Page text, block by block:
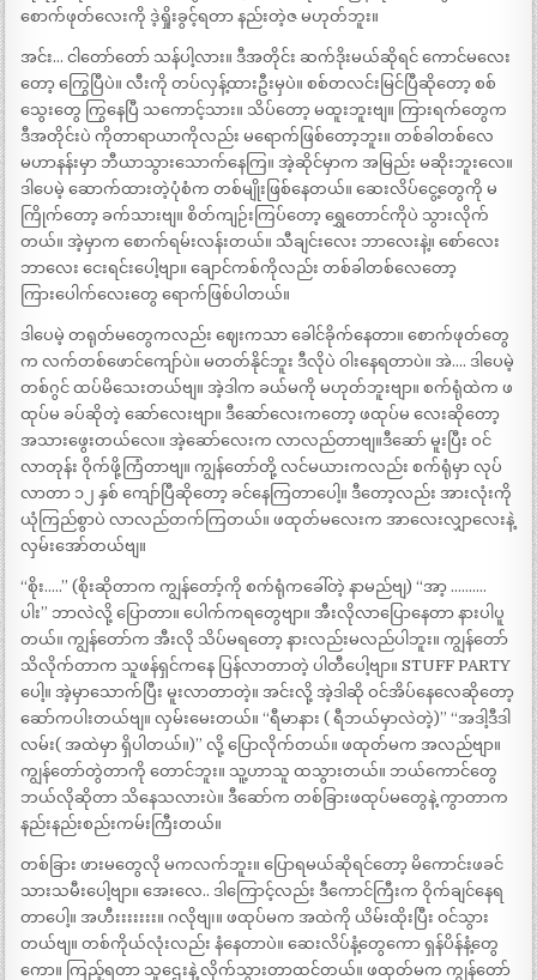
စောက်ဖုတ်လေးကို ဒဲ့ရှိုးခွင့်ရတာ နည်းတဲ့ဇ မဟုတ်ဘူး။
အင်း… ငါတော်တော် သန်ပါ့လား။ ဒီအတိုင်း ဆက်ဒိုးမယ်ဆိုရင် ကောင်မလေး
တော့ ကြွေပြီပဲ။ လီးကို တပ်လှန့်ထားဦးမှပဲ။ စစ်တလင်းမြင်ပြီဆိုတော့ စစ်
သွေးတွေ ကြွနေပြီ သကောင့်သား။ သိပ်တော့ မထူးဘူးဗျ။ ကြားရက်တွေက
ဒီအတိုင်းပဲ ကိုတာရာယာကိုလည်း မရောက်ဖြစ်တော့ဘူး။ တစ်ခါတစ်လေ
မဟာနန်းမှာ ဘီယာသွားသောက်နေကြ။ အဲ့ဆိုင်မှာက အမြည်း မဆိုးဘူးလေ။
ဒါပေမဲ့ ဆောက်ထားတဲ့ပုံစံက တစ်မျိုးဖြစ်နေတယ်။ ဆေးလိပ်ငွေ့တွေကို မ
ကြိုက်တော့ ခက်သားဗျ။ စိတ်ကျဉ်းကြပ်တော့ ရွှေတောင်ကိုပဲ သွားလိုက်
တယ်။ အဲ့မှာက စောက်ရမ်းလန်းတယ်။ သီချင်းလေး ဘာလေးနဲ့။ စော်လေး
ဘာလေး ငေးရင်းပေါ့ဗျာ။ ချောင်ကစ်ကိုလည်း တစ်ခါတစ်လေတော့
ကြားပေါက်လေးတွေ ရောက်ဖြစ်ပါတယ်။
ဒါပေမဲ့ တရုတ်မတွေကလည်း ဈေးကသာ ခေါင်ခိုက်နေတာ။ စောက်ဖုတ်တွေ
က လက်တစ်ဖောင်ကျော်ပဲ။ မတတ်နိုင်ဘူး ဒီလိုပဲ ဝါးနေရတာပဲ။ အဲ…. ဒါပေမဲ့
တစ်ဂွင် ထပ်မိသေးတယ်ဗျ။ အဲ့ဒါက ခယ်မကို မဟုတ်ဘူးဗျာ။ စက်ရုံထဲက ဖ
ထုပ်မ ခပ်ဆိုတဲ့ ဆော်လေးဗျာ။ ဒီဆော်လေးကတော့ ဖထုပ်မ လေးဆိုတော့
အသားဖွေးတယ်လေ။ အဲ့ဆော်လေးက လာလည်တာဗျ။ဒီဆော် မူးပြီး ဝင်
လာတုန်း ဝိုက်ဖို့ကြံတာဗျ။ ကျွန်တော်တို့ လင်မယားကလည်း စက်ရုံမှာ လုပ်
လာတာ ၁၂ နှစ် ကျော်ပြီဆိုတော့ ခင်နေကြတာပေါ့။ ဒီတော့လည်း အားလုံးကို
ယုံကြည်စွာပဲ လာလည်တက်ကြတယ်။ ဖထုတ်မလေးက အာလေးလျှာလေးနဲ့
လှမ်းအော်တယ်ဗျ။
“စိုး…..” (စိုးဆိုတာက ကျွန်တော့်ကို စက်ရုံကခေါ်တဲ့ နာမည်ဗျ) “အာ့ ……….
ပါး” ဘာလဲလို့ ပြောတာ။ ပေါက်ကရတွေဗျာ။ အီးလိုလာပြောနေတာ နားပါပူ
တယ်။ ကျွန်တော်က အီးလို သိပ်မရတော့ နားလည်းမလည်ပါဘူး။ ကျွန်တော်
သိလိုက်တာက သူဖန်ရှင်ကနေ ပြန်လာတာတဲ့ ပါတီပေါ့ဗျာ။ STUFF PARTY
ပေါ့။ အဲ့မှာသောက်ပြီး မူးလာတာတဲ့။ အင်းလို့ အဲ့ဒါဆို ဝင်အိပ်နေလေဆိုတော့
ဆော်ကပါးတယ်ဗျ။ လှမ်းမေးတယ်။ “ရီမာနား ( ရီဘယ်မှာလဲတဲ့)” “အဒါ့ဒီဒါ
လမ်း( အထဲမှာ ရှိပါတယ်။)” လို့ ပြောလိုက်တယ်။ ဖထုတ်မက အလည်ဗျာ။
ကျွန်တော်တွဲတာကို တောင်ဘူး။ သူ့ဟာသူ ထသွားတယ်။ ဘယ်ကောင်တွေ
ဘယ်လိုဆိုတာ သိနေသလားပဲ။ ဒီဆော်က တစ်ခြားဖထုပ်မတွေနဲ့ ကွာတာက
နည်းနည်းစည်းကမ်းကြီးတယ်။
တစ်ခြား ဖားမတွေလို မကလက်ဘူး။ ပြောရမယ်ဆိုရင်တော့ မိကောင်းဖခင်
သားသမီးပေါ့ဗျာ။ အေးလေ.. ဒါကြောင့်လည်း ဒီကောင်ကြီးက ဝိုက်ချင်နေရ
တာပေါ့။ အဟီးးးးးးး။ ဂလိုဗျ၊။ ဖထုပ်မက အထဲကို ယိမ်းထိုးပြီး ဝင်သွား
တယ်ဗျ။ တစ်ကိုယ်လုံးလည်း နံနေတာပဲ။ ဆေးလိပ်နံ့တွေကော ရှန်ပိန်နံ့တွေ
ကော။ ကြည့်ရတာ သူဌေးနဲ့ လိုက်သွားတာထင်တယ်။ ဖထုတ်မက ကျွန်တော်